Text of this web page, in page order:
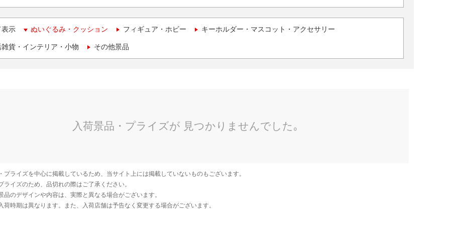
表示 ぬいぐるみ・クッション フィギュア・ホビー キーホルダー・マスコット・アクセサリー
貨・インテリア・小物 その他景品